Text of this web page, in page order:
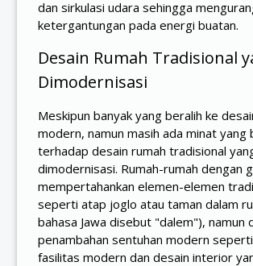
dan sirkulasi udara sehingga
ketergantungan pada energi buatan.
Desain Rumah Tradisional
Dimodernisasi
Meskipun banyak yang beralih ke
modern, namun masih ada minat yang
terhadap desain rumah tradisional
dimodernisasi. Rumah-rumah dengan
mempertahankan elemen-elemen
seperti atap joglo atau taman dalam
bahasa Jawa disebut "dalem"), namun
penambahan sentuhan modern
fasilitas modern dan desain interior